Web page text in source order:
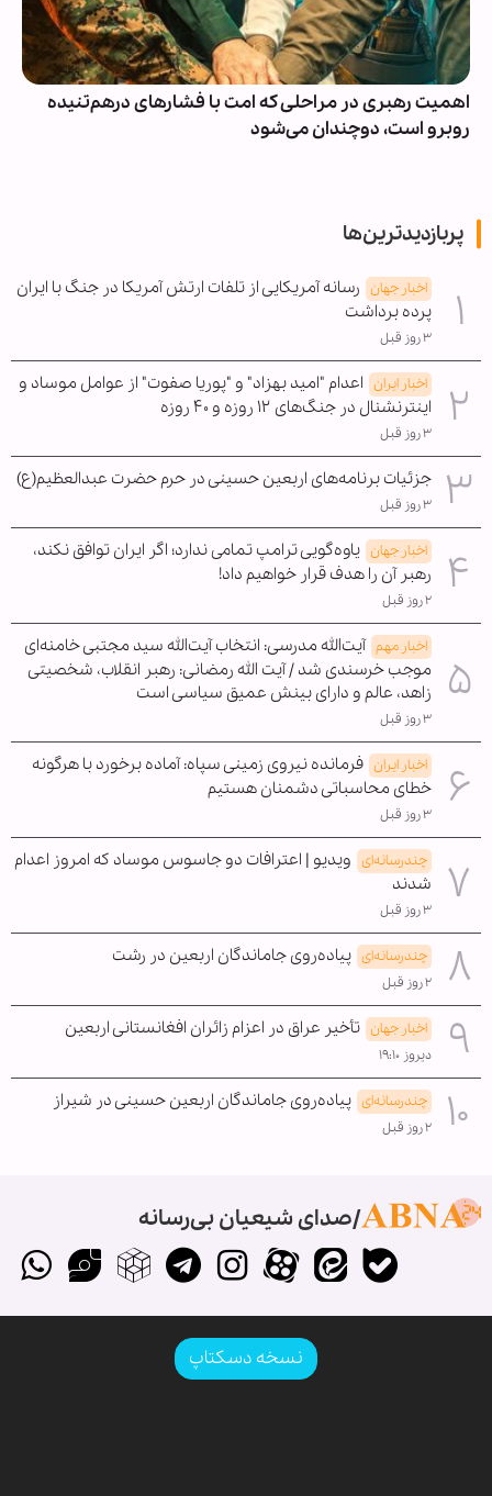
اهمیت رهبری در مراحلی که امت با فشارهای درهم‌تنیده
روبرو است، دوچندان می‌شود
پربازدیدترین‌ها
اخبار جهان رسانه آمریکایی از تلفات ارتش آمریکا در جنگ با ایران
پرده برداشت
۳ روز قبل
اخبار ایران اعدام "امید بهزاد" و "پوریا صفوت" از عوامل موساد و
اینترنشنال در جنگ‌های ۱۲ روزه و ۴۰ روزه
۳ روز قبل
جزئیات برنامه‌های اربعین حسینی در حرم حضرت عبدالعظیم(ع)
۳ روز قبل
اخبار جهان یاوه‌گویی ترامپ تمامی ندارد؛ اگر ایران توافق نکند،
رهبر آن را هدف قرار خواهیم داد!
۲ روز قبل
اخبار مهم آیت‌الله مدرسی: انتخاب آیت‌الله سید مجتبی خامنه‌ای
موجب خرسندی شد / آیت الله رمضانی: رهبر انقلاب، شخصیتی
زاهد، عالم و دارای بینش عمیق سیاسی است
۳ روز قبل
اخبار ایران فرمانده نیروی زمینی سپاه: آماده برخورد با هرگونه
خطای محاسباتی دشمنان هستیم
۳ روز قبل
چندرسانه‌ای ویدیو | اعترافات دو جاسوس موساد که امروز اعدام
شدند
۳ روز قبل
چندرسانه‌ای پیاده‌روی جاماندگان اربعین در رشت
۲ روز قبل
اخبار جهان تأخیر عراق در اعزام زائران افغانستانی اربعین
دیروز ۱۹:۱۰
چندرسانه‌ای پیاده‌روی جاماندگان اربعین حسینی در شیراز
۲ روز قبل
صدای شیعیان بی‌رسانه
نسخه دسکتاپ